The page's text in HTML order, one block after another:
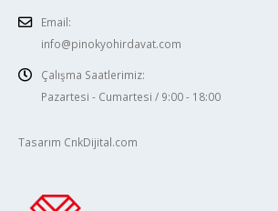
Email:
info@pinokyohirdavat.com
Çalışma Saatlerimiz:
Pazartesi - Cumartesi / 9:00 - 18:00
Tasarım CnkDijital.com